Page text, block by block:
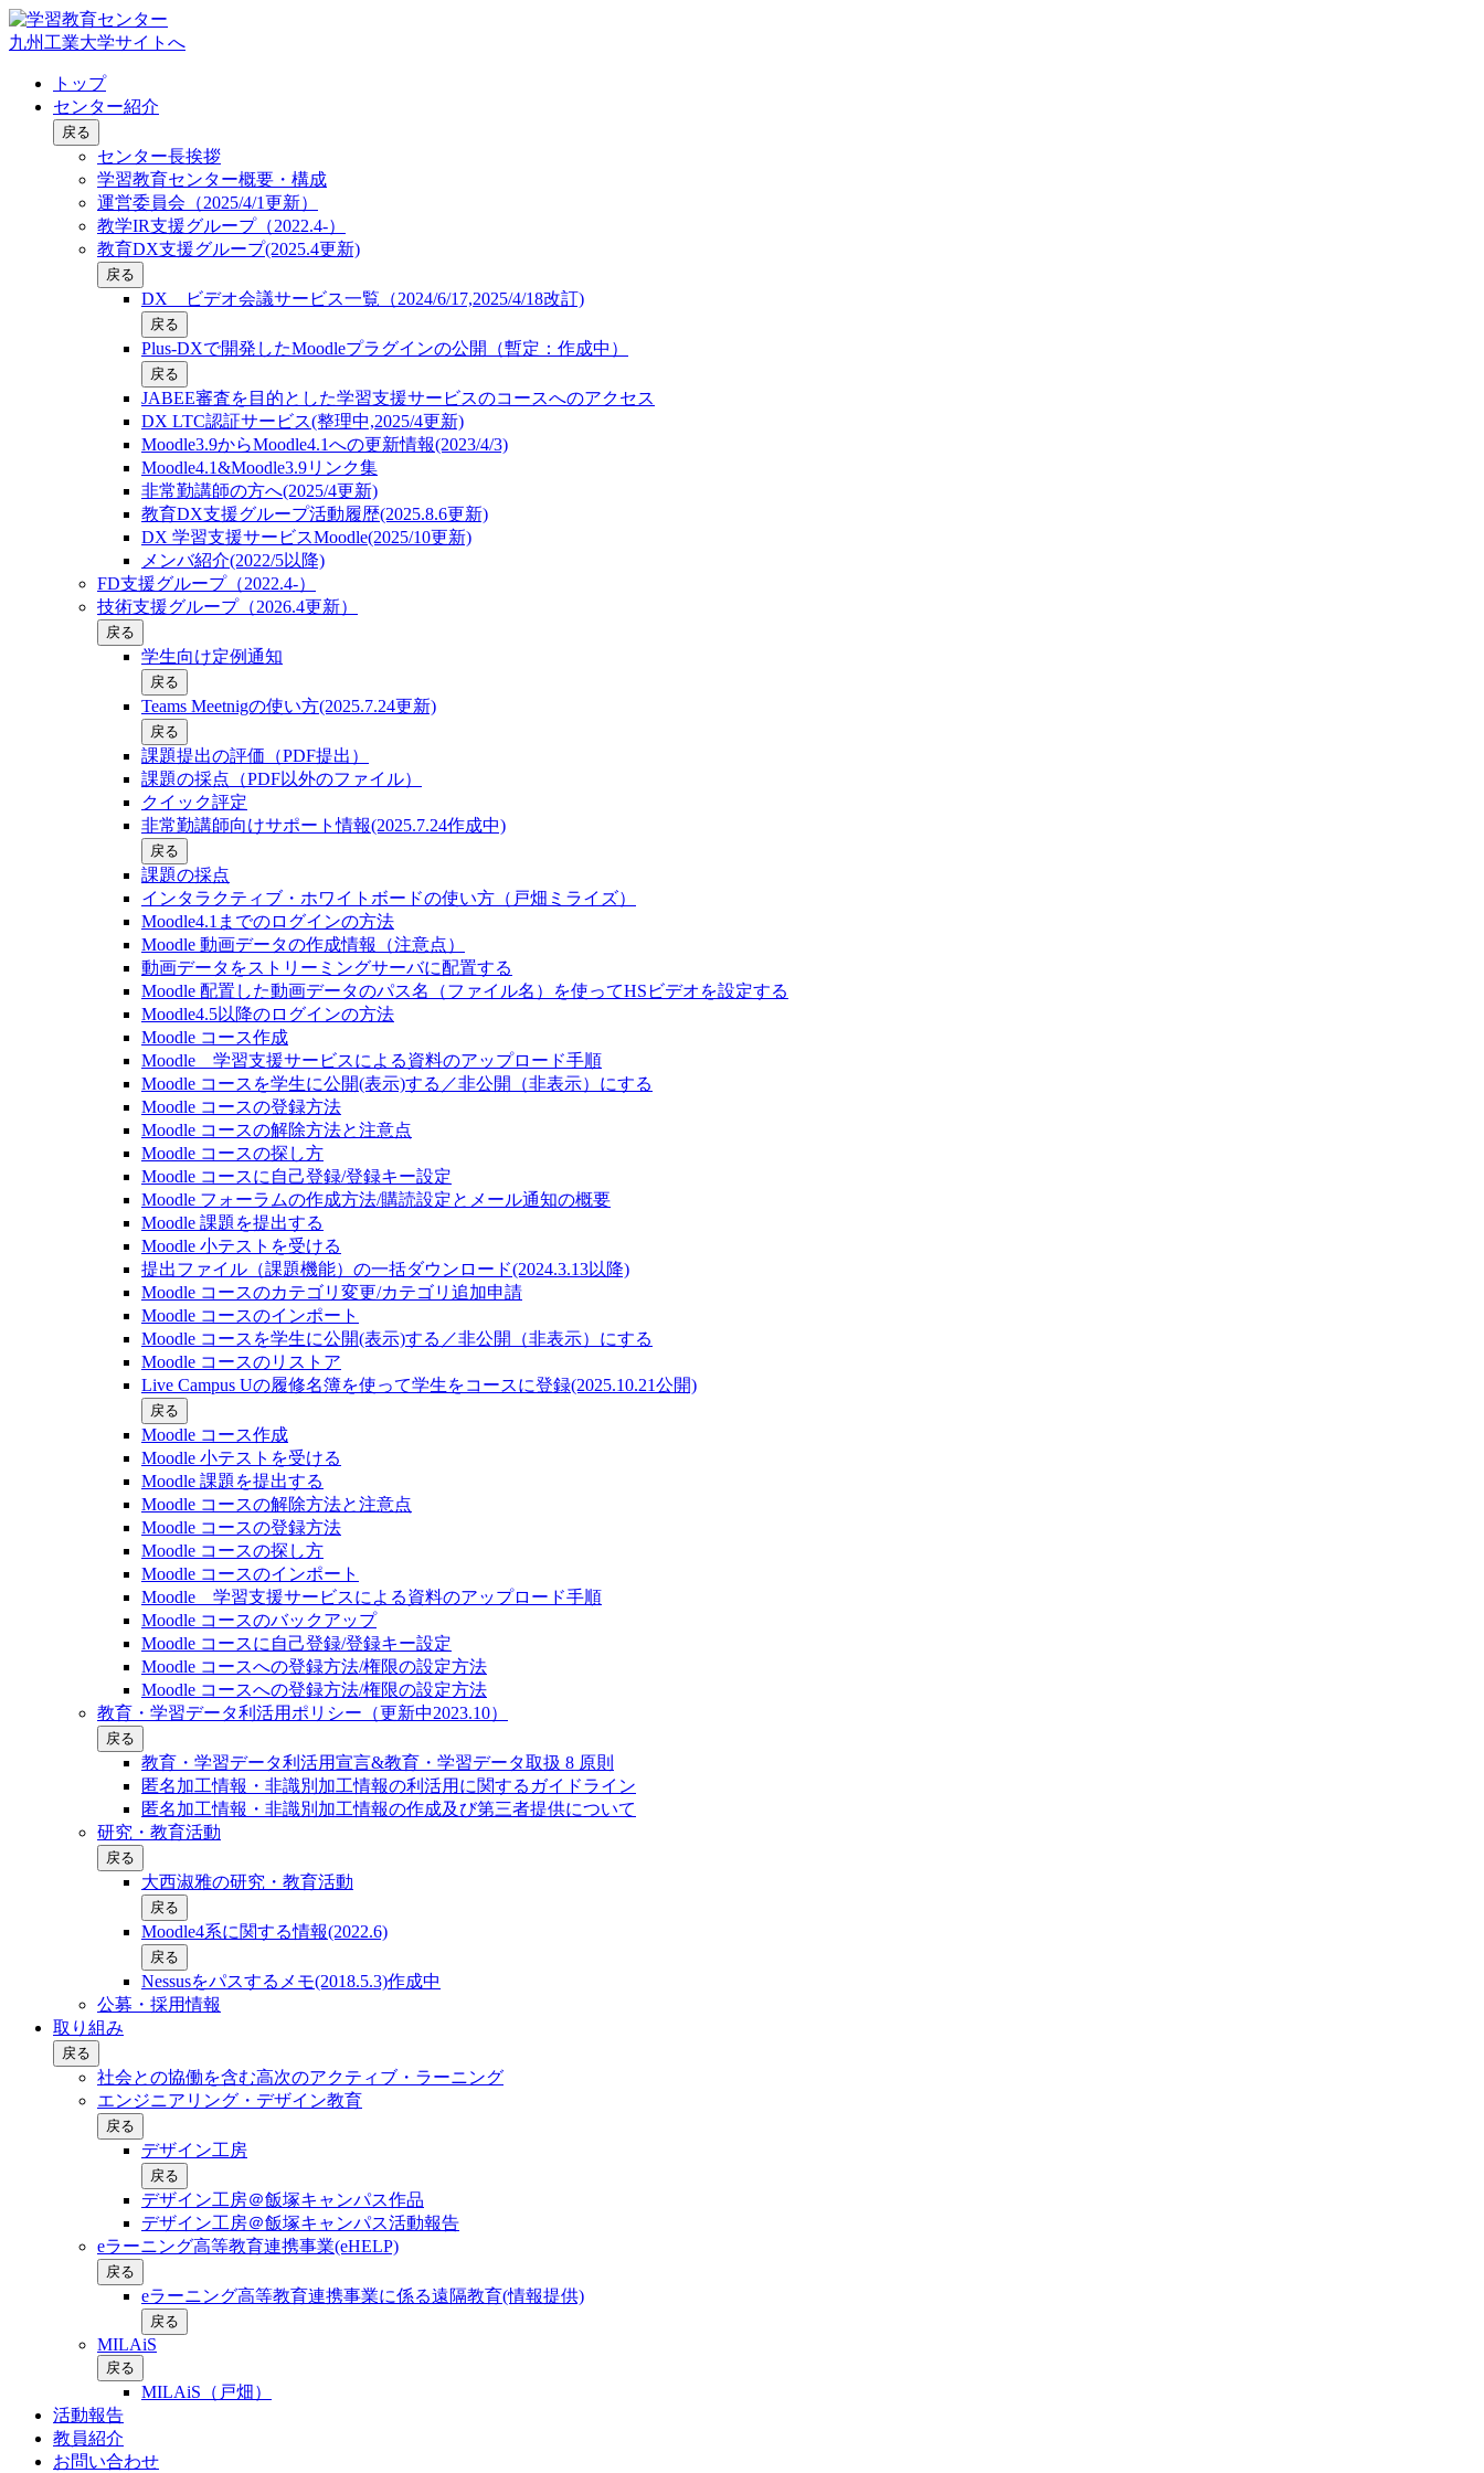
九州工業大学サイトへ
トップ
センター紹介
戻る
センター長挨拶
学習教育センター概要・構成
運営委員会（2025/4/1更新）
教学IR支援グループ（2022.4-）
教育DX支援グループ(2025.4更新)
戻る
DX ビデオ会議サービス一覧（2024/6/17,2025/4/18改訂)
戻る
Plus-DXで開発したMoodleプラグインの公開（暫定：作成中）
戻る
JABEE審査を目的とした学習支援サービスのコースへのアクセス
DX LTC認証サービス(整理中,2025/4更新)
Moodle3.9からMoodle4.1への更新情報(2023/4/3)
Moodle4.1&Moodle3.9リンク集
非常勤講師の方へ(2025/4更新)
教育DX支援グループ活動履歴(2025.8.6更新)
DX 学習支援サービスMoodle(2025/10更新)
メンバ紹介(2022/5以降)
FD支援グループ（2022.4-）
技術支援グループ（2026.4更新）
戻る
学生向け定例通知
戻る
Teams Meetnigの使い方(2025.7.24更新)
戻る
課題提出の評価（PDF提出）
課題の採点（PDF以外のファイル）
クイック評定
非常勤講師向けサポート情報(2025.7.24作成中)
戻る
課題の採点
インタラクティブ・ホワイトボードの使い方（戸畑ミライズ）
Moodle4.1までのログインの方法
Moodle 動画データの作成情報（注意点）
動画データをストリーミングサーバに配置する
Moodle 配置した動画データのパス名（ファイル名）を使ってHSビデオを設定する
Moodle4.5以降のログインの方法
Moodle コース作成
Moodle 学習支援サービスによる資料のアップロード手順
Moodle コースを学生に公開(表示)する／非公開（非表示）にする
Moodle コースの登録⽅法
Moodle コースの解除方法と注意点
Moodle コースの探し⽅
Moodle コースに自己登録/登録キー設定
Moodle フォーラムの作成方法/購読設定とメール通知の概要
Moodle 課題を提出する
Moodle 小テストを受ける
提出ファイル（課題機能）の一括ダウンロード(2024.3.13以降)
Moodle コースのカテゴリ変更/カテゴリ追加申請
Moodle コースのインポート
Moodle コースを学生に公開(表示)する／非公開（非表示）にする
Moodle コースのリストア
Live Campus Uの履修名簿を使って学生をコースに登録(2025.10.21公開)
戻る
Moodle コース作成
Moodle 小テストを受ける
Moodle 課題を提出する
Moodle コースの解除方法と注意点
Moodle コースの登録⽅法
Moodle コースの探し⽅
Moodle コースのインポート
Moodle 学習支援サービスによる資料のアップロード手順
Moodle コースのバックアップ
Moodle コースに自己登録/登録キー設定
Moodle コースへの登録方法/権限の設定方法
Moodle コースへの登録方法/権限の設定方法
教育・学習データ利活用ポリシー（更新中2023.10）
戻る
教育・学習データ利活用宣言&教育・学習データ取扱 8 原則
匿名加工情報・非識別加工情報の利活用に関するガイドライン
匿名加工情報・非識別加工情報の作成及び第三者提供について
研究・教育活動
戻る
大西淑雅の研究・教育活動
戻る
Moodle4系に関する情報(2022.6)
戻る
Nessusをパスするメモ(2018.5.3)作成中
公募・採用情報
取り組み
戻る
社会との協働を含む⾼次のアクティブ・ラーニング
エンジニアリング・デザイン教育
戻る
デザイン工房
戻る
デザイン工房＠飯塚キャンパス作品
デザイン工房＠飯塚キャンパス活動報告
eラーニング高等教育連携事業(eHELP)
戻る
eラーニング高等教育連携事業に係る遠隔教育(情報提供)
戻る
MILAiS
戻る
MILAiS（戸畑）
活動報告
教員紹介
お問い合わせ